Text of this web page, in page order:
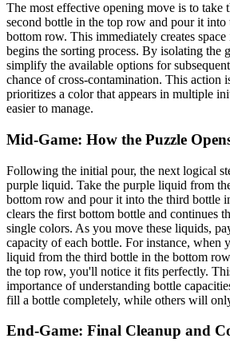
The most effective opening move is to take
second bottle in the top row and pour it
bottom row. This immediately creates
begins the sorting process. By isolating the
simplify the available options for
chance of cross-contamination. This action
prioritizes a color that appears in multiple
easier to manage.
Mid-Game: How the Puzzle
Following the initial pour, the next logical
purple liquid. Take the purple liquid from
bottom row and pour it into the third bottle
clears the first bottom bottle and continues
single colors. As you move these liquids,
capacity of each bottle. For instance, when
liquid from the third bottle in the bottom
the top row, you'll notice it fits perfectly.
importance of understanding bottle
fill a bottle completely, while others will
End-Game: Final Cleanup and